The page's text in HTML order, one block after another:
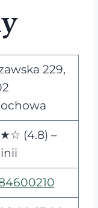
229,
(4.8) –